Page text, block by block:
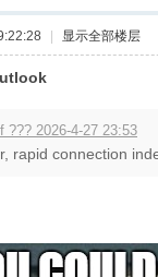
显示全部楼层
??? 2026-4-27 23:53
rapid connection